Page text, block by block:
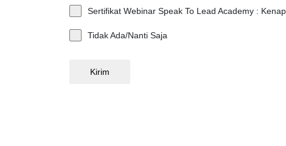
Sertifikat Webinar Speak To Lead Academy :
Tidak Ada/Nanti Saja
Kirim